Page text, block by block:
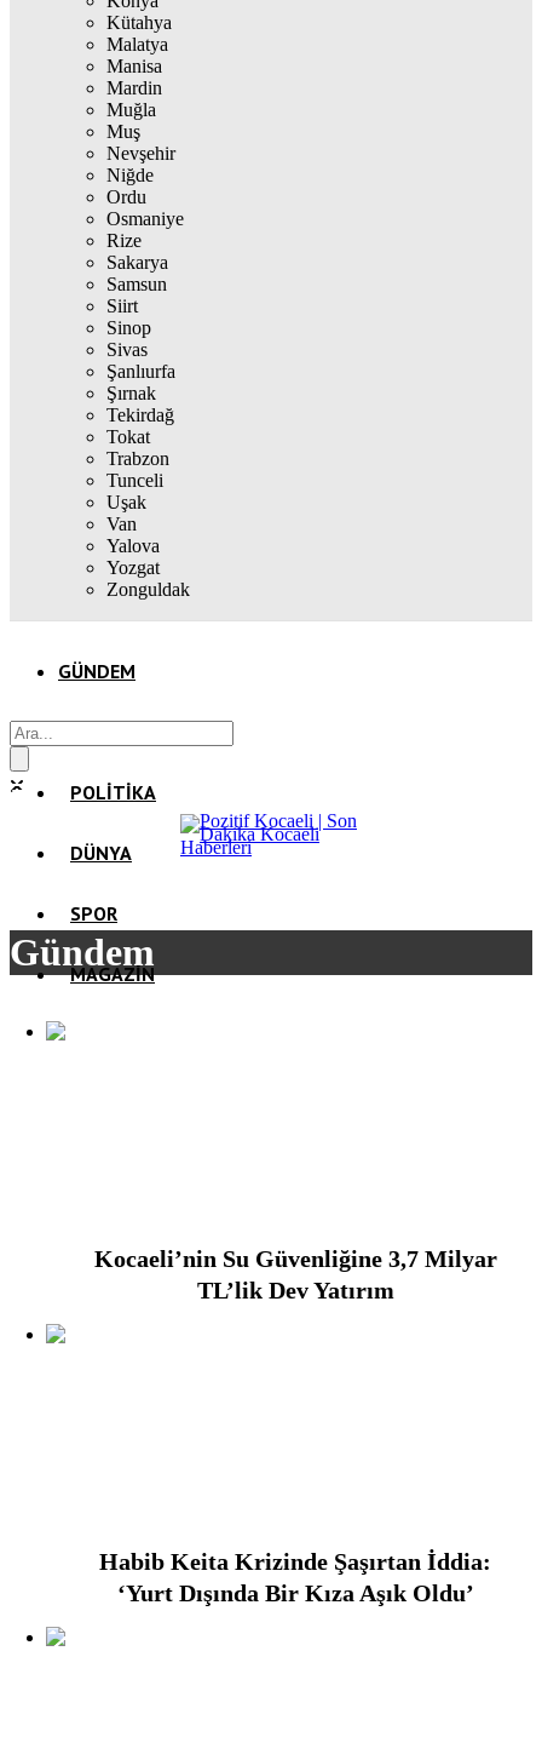
Kütahya
Malatya
Manisa
Mardin
Muğla
Muş
Nevşehir
Niğde
Ordu
Osmaniye
Rize
Sakarya
Samsun
Siirt
Sinop
Sivas
Şanlıurfa
Şırnak
Tekirdağ
Tokat
Trabzon
Tunceli
Uşak
Van
Yalova
Yozgat
Zonguldak
GÜNDEM
POLITIKA
DÜNYA
SPOR
MAGAZIN
Gündem
Kocaeli’nin Su Güvenliğine 3,7 Milyar
TL’lik Dev Yatırım
Habib Keita Krizinde Şaşırtan İddia:
‘Yurt Dışında Bir Kıza Aşık Oldu’